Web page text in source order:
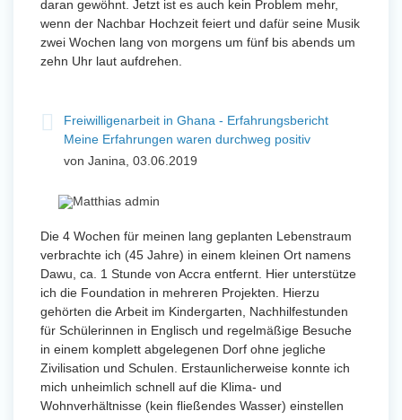
daran gewöhnt. Jetzt ist es auch kein Problem mehr,
wenn der Nachbar Hochzeit feiert und dafür seine Musik
zwei Wochen lang von morgens um fünf bis abends um
zehn Uhr laut aufdrehen.
Freiwilligenarbeit in Ghana - Erfahrungsbericht
Meine Erfahrungen waren durchweg positiv
von Janina, 03.06.2019
Die 4 Wochen für meinen lang geplanten Lebenstraum
verbrachte ich (45 Jahre) in einem kleinen Ort namens
Dawu, ca. 1 Stunde von Accra entfernt. Hier unterstütze
ich die Foundation in mehreren Projekten. Hierzu
gehörten die Arbeit im Kindergarten, Nachhilfestunden
für Schülerinnen in Englisch und regelmäßige Besuche
in einem komplett abgelegenen Dorf ohne jegliche
Zivilisation und Schulen. Erstaunlicherweise konnte ich
mich unheimlich schnell auf die Klima- und
Wohnverhältnisse (kein fließendes Wasser) einstellen